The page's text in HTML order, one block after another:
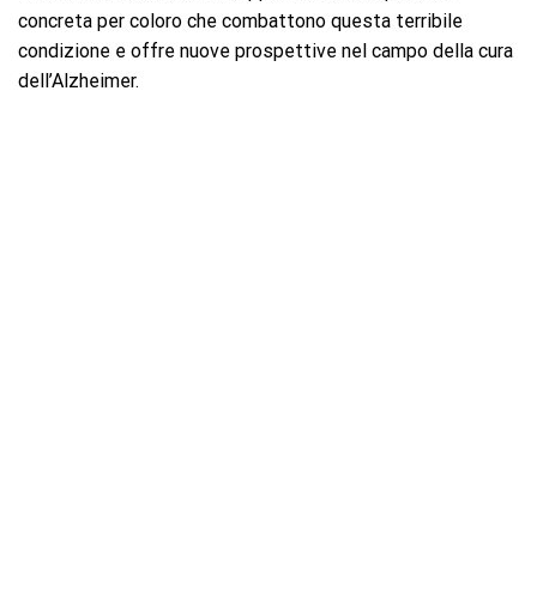
concreta per coloro che combattono questa terribile
condizione e offre nuove prospettive nel campo della cura
dell’Alzheimer.